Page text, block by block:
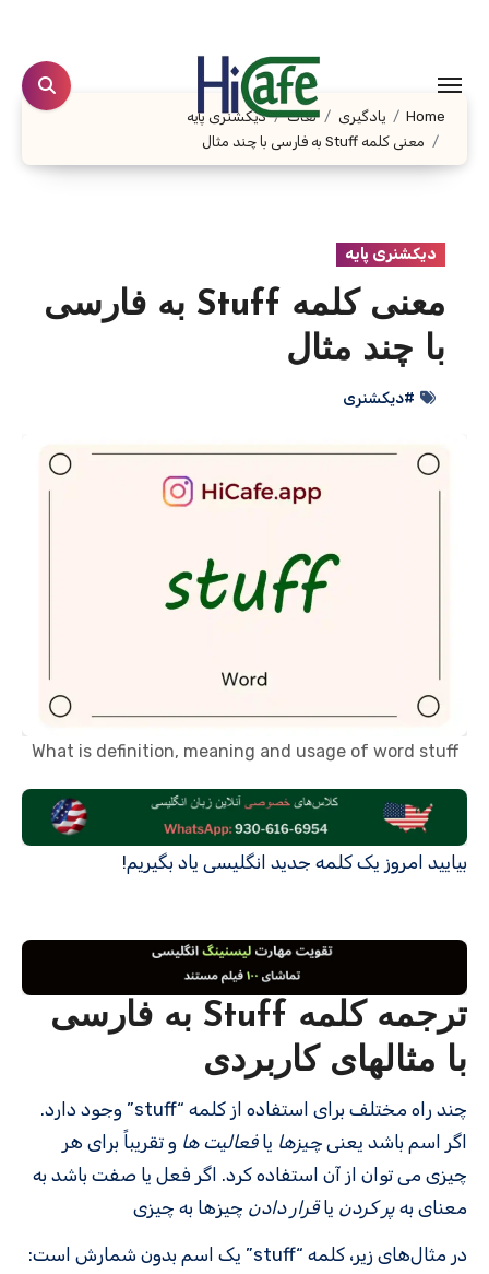
content
Home یادگیری لغات
دیکشنری پایه
معنی کلمه Stuff به فارسی با چند مثال
دیکشنری پایه
معنی کلمه Stuff به فارسی
با چند مثال
#دیکشنری
What is definition, meaning and usage of word stuff
بیایید امروز یک کلمه جدید انگلیسی یاد بگیریم!
ترجمه کلمه Stuff به فارسی
با مثالهای کاربردی
چند راه مختلف برای استفاده از کلمه “stuff” وجود دارد.
اگر اسم باشد یعنی چیزها یا فعالیت ها و تقریباً برای هر
چیزی می توان از آن استفاده کرد. اگر فعل یا صفت باشد به
معنای به پر کردن یاقرار دادن چیزها به چیزی
در مثال‌های زیر، کلمه “stuff” یک اسم بدون شمارش است: